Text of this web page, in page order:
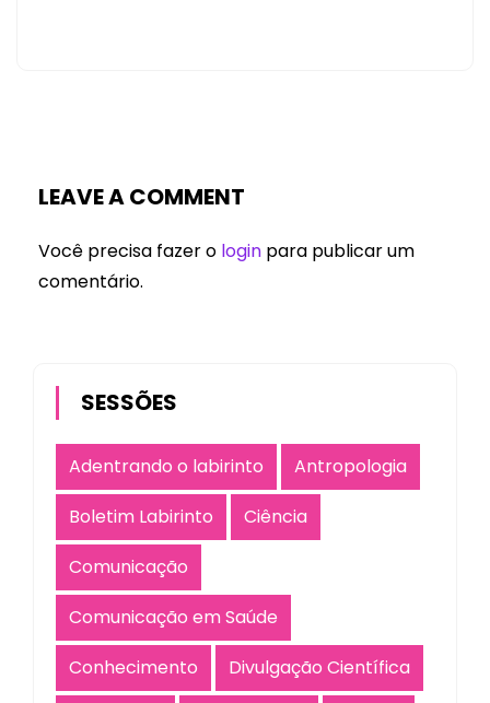
LEAVE A COMMENT
Você precisa fazer o login para publicar um
comentário.
SESSÕES
Adentrando o labirinto
Antropologia
Boletim Labirinto
Ciência
Comunicação
Comunicação em Saúde
Conhecimento
Divulgação Científica